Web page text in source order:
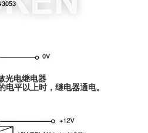
光电继电器
电平以上时，继电器通电。